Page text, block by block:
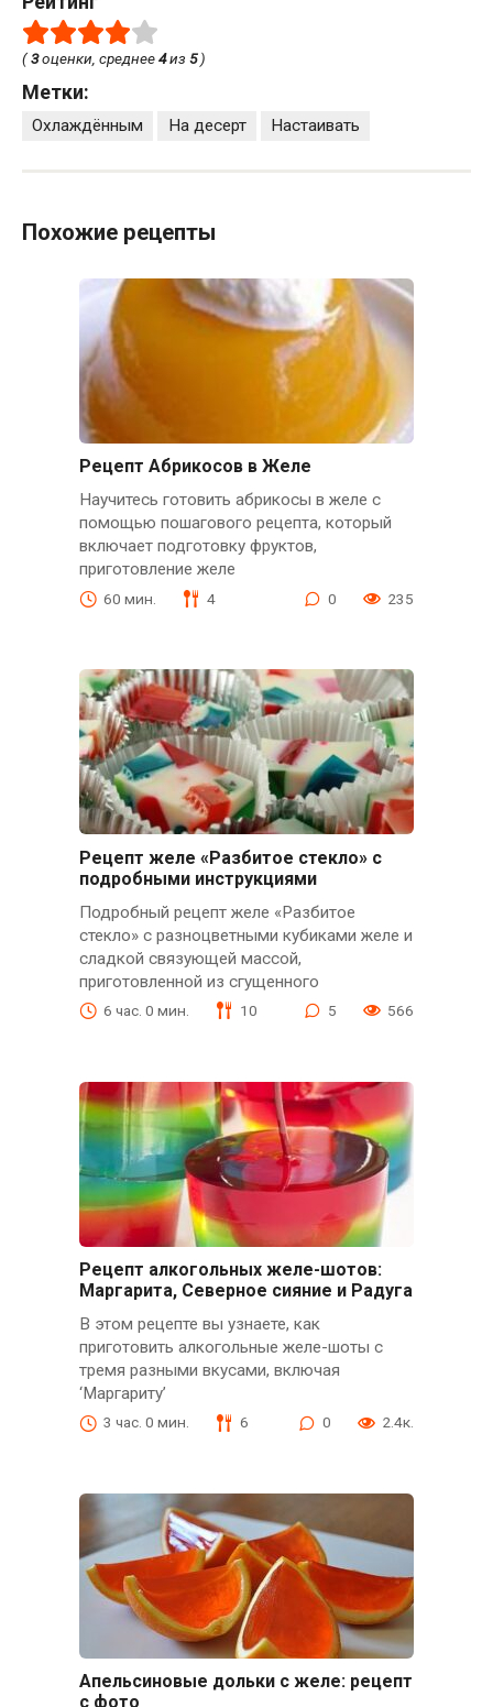
(3оценки, среднее4из 5)
Метки:
Охлаждённым На десерт Настаивать
Похожие рецепты
Рецепт Абрикосов в Желе
Научитесь готовить абрикосы в желе с
помощью пошагового рецепта, который
включает подготовку фруктов,
приготовление желе
60 мин. 4 0 235
Рецепт желе «Разбитое стекло» с
подробными инструкциями
Подробный рецепт желе «Разбитое
стекло» с разноцветными кубиками желе и
сладкой связующей массой,
приготовленной из сгущенного
6 час. 0 мин. 10 5 566
Рецепт алкогольных желе-шотов:
Маргарита, Северное сияние и Радуга
В этом рецепте вы узнаете, как
приготовить алкогольные желе-шоты с
тремя разными вкусами, включая
‘Маргариту’
3 час. 0 мин. 6 0 2.4к.
Апельсиновые дольки с желе: рецепт
с фото